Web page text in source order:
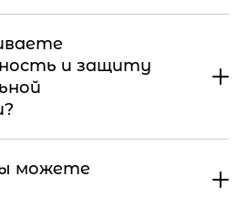
и защиту
можете